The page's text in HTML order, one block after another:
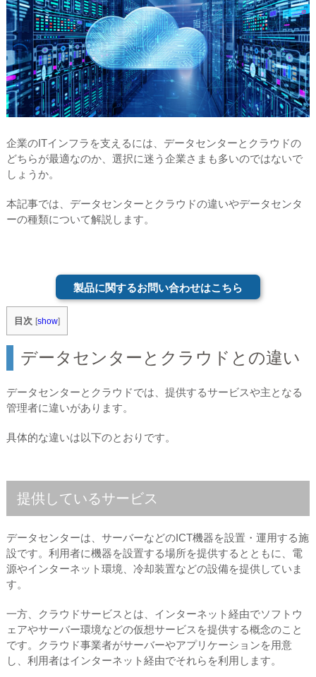
企業のITインフラを支えるには、データセンターとクラウドの
どちらが最適なのか、選択に迷う企業さまも多いのではないで
しょうか。
本記事では、データセンターとクラウドの違いやデータセンタ
ーの種類について解説します。
製品に関するお問い合わせはこちら
目次 [show]
データセンターとクラウドとの違い
データセンターとクラウドでは、提供するサービスや主となる
管理者に違いがあります。
具体的な違いは以下のとおりです。
提供しているサービス
データセンターは、サーバーなどのICT機器を設置・運用する施
設です。利用者に機器を設置する場所を提供するとともに、電
源やインターネット環境、冷却装置などの設備を提供していま
す。
一方、クラウドサービスとは、インターネット経由でソフトウ
ェアやサーバー環境などの仮想サービスを提供する概念のこと
です。クラウド事業者がサーバーやアプリケーションを用意
し、利用者はインターネット経由でそれらを利用します。